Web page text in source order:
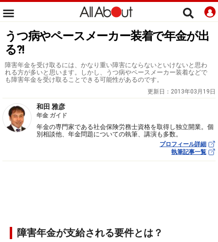
うつ病やペースメーカー装着で年金が出
る?!
障害年金を受け取るには、かなり重い障害にならないといけないと思わ
れる方が多いと思います。しかし、うつ病やペースメーカー装着などで
も障害年金を受け取ることできる可能性があるのです。
更新日： 2013年03月19日
和田 雅彦
年金 ガイド
年金の専門家である社会保険労務士資格を取得し独立開業。個
別相談他、年金問題についての執筆、講演も多数。
プロフィール詳細
執筆記事一覧
障害年金が支給される要件とは？